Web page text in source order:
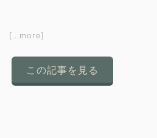
[...more]
この記事を見る